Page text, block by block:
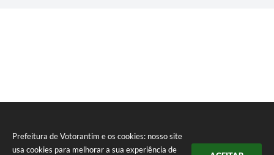
Prefeitura de Votorantim e os cookies: nosso site
usa cookies para melhorar a sua experiência de